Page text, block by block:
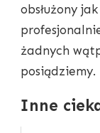
obsłużony
żadnych
posiądziemy.
Inne